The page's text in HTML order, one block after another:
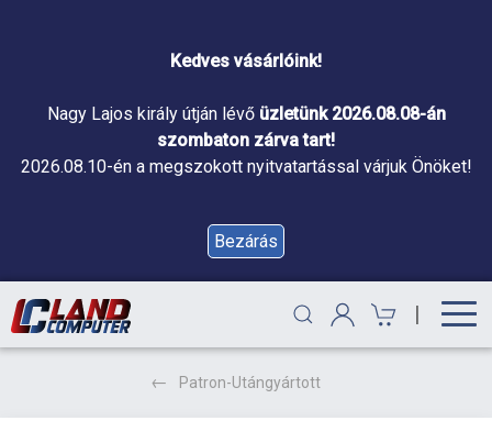
Kedves vásárlóink!
Nagy Lajos király útján lévő üzletünk 2026.08.08-án
szombaton zárva tart!
2026.08.10-én a megszokott nyitvatartással várjuk Önöket!
Bezárás
|
Patron-Utángyártott